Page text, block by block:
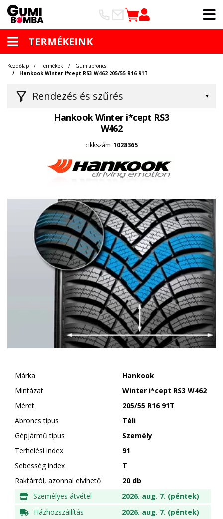
TERMÉKEINK
Rendezés és szűrés
Kezdőlap Termékek
Gumiabroncs
Hankook Winter i*cept RS3 W462 205/55 R16 91T
Hankook Winter i*cept RS3
W462
cikkszám: 1028365
Márka
Hankook
Mintázat
Winter i*cept RS3 W462
Méret
205/55 R16 91T
Abroncs típus
Téli
Gépjármű típus
Személy
Terhelési index
91
Sebesség index
T
Raktárról, azonnal elvihető
20 db
Személyes átvétel
2026. aug. 7. (péntek)
Házhozszállítás
2026. aug. 7. (péntek)